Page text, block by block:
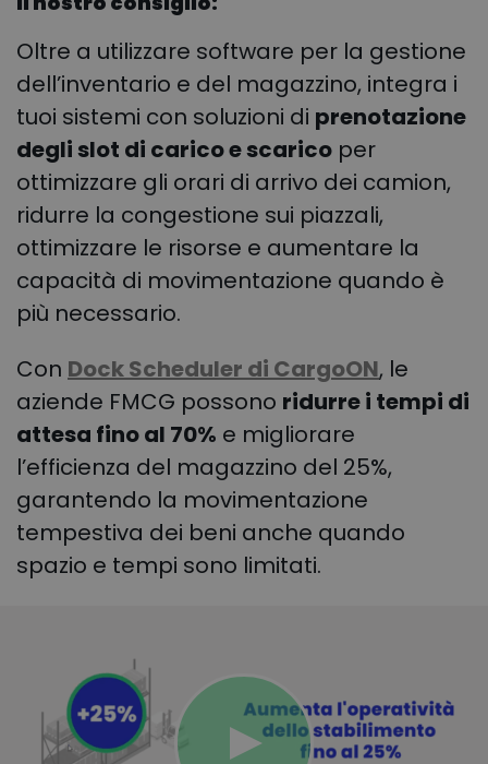
Oltre a utilizzare software per la gestione
dell’inventario e del magazzino, integra i
tuoi sistemi con soluzioni di prenotazione
degli slot di carico e scarico per
ottimizzare gli orari di arrivo dei camion,
ridurre la congestione sui piazzali,
ottimizzare le risorse e aumentare la
capacità di movimentazione quando è
più necessario.
Con Dock Scheduler di CargoON, le
aziende FMCG possono ridurre i tempi di
attesa fino al 70% e migliorare
l’efficienza del magazzino del 25%,
garantendo la movimentazione
tempestiva dei beni anche quando
spazio e tempi sono limitati.